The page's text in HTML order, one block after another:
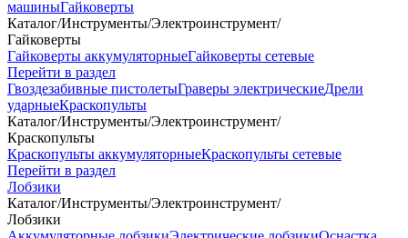
машиныГайковерты
Каталог/Инструменты/Электроинструмент/
Гайковерты
Гайковерты аккумуляторныеГайковерты сетевые
Перейти в раздел
Гвоздезабивные пистолетыГраверы электрическиеДрели
ударныеКраскопульты
Каталог/Инструменты/Электроинструмент/
Краскопульты
Краскопульты аккумуляторныеКраскопульты сетевые
Перейти в раздел
Лобзики
Каталог/Инструменты/Электроинструмент/
Лобзики